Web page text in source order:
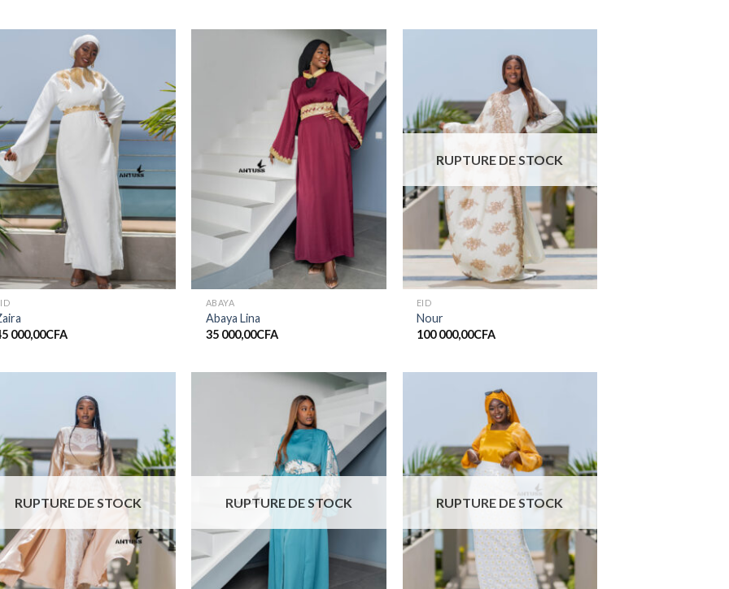
souhaits
000,00CFA
Ajouter
à la liste
de
souhaits
ABAYA
Abaya Lina
35 000,00CFA
à la liste
de
souhaits
RUPTURE DE STOCK
EID
Nour
100 000,00CFA
à la liste
de
souhaits
RUPTURE DE STOCK
Ajouter
à la liste
de
souhaits
RUPTURE DE STOCK
souhaits
RUPTURE DE STOCK